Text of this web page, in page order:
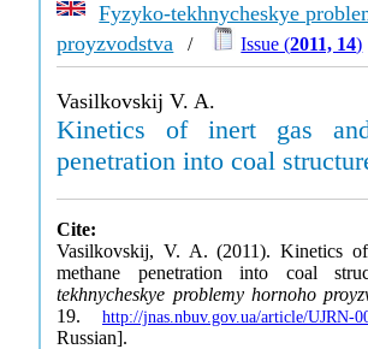
Fyzyko-tekhnycheskye
proyzvodstva / Issue (2011, 14)
Vasilkovskij V. A.
Kinetics of inert gas
penetration into coal
Cite:
Vasilkovskij, V. A. (2011). Kinetics
methane penetration into coal
tekhnycheskye problemy hornoho
19. http://jnas.nbuv.gov.ua/article/UJRN-
Russian].